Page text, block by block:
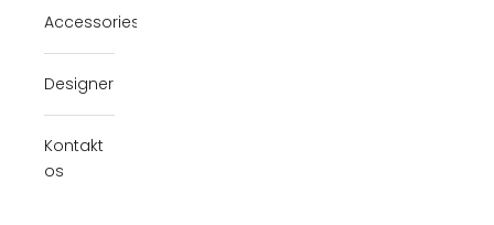
Accessories
Designer
Kontakt
os